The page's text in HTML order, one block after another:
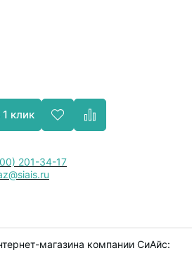
клик
201-34-17
магазина компании СиАйс: